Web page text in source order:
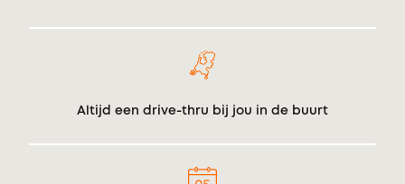
Altijd een drive-thru bij jou in de buurt